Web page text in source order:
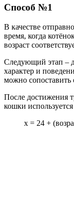
Способ №1
В качестве
время, когда
возраст
Следующий этап –
характер и
можно сопоставить
После достижения
кошки
x = 24 +